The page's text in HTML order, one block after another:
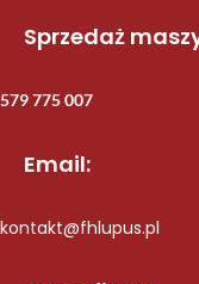
Sprzedaż
579 775 007
Email:
kontakt@fhlupus.pl